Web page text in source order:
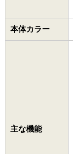
本体カラー
主な機能